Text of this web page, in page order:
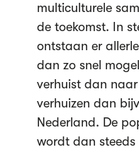
multiculturele
de toekomst. In
ontstaan er
dan zo snel
verhuist dan
verhuizen dan
Nederland. De
wordt dan steeds